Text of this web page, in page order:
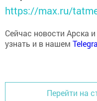
https://max.ru/
Сейчас новости Арска
узнать и в нашем
Перейти на